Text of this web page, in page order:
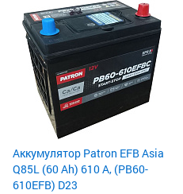
Аккумулятор Patron EFB Asia
Q85L (60 Ah) 610 А, (PB60-
610EFB) D23